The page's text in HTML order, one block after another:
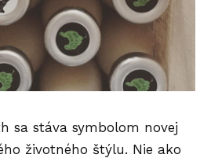
sa stáva symbolom novej
životného štýlu. Nie ako